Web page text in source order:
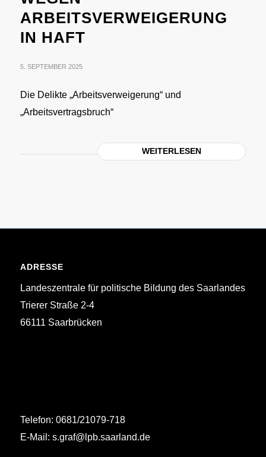
ARBEITSVERWEIGERUNG
IN HAFT
5. SEPTEMBER 2025
Die Delikte „Arbeitsverweigerung“ und
„Arbeitsvertragsbruch“
WEITERLESEN
ADRESSE
Landeszentrale für politische Bildung des Saarlandes
Trierer Straße 2-4
66111 Saarbrücken
Telefon: 0681/21079-718
E-Mail: s.graf@lpb.saarland.de